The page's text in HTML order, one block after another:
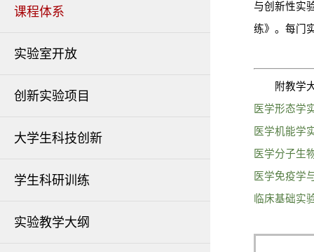
课程体系
实验室开放
创新实验项目
大学生科技创新
学生科研训练
实验教学大纲
与创新性实
练》。每门
附教学大
医学形态学
医学机能学
医学分子生
医学免疫学
临床基础实